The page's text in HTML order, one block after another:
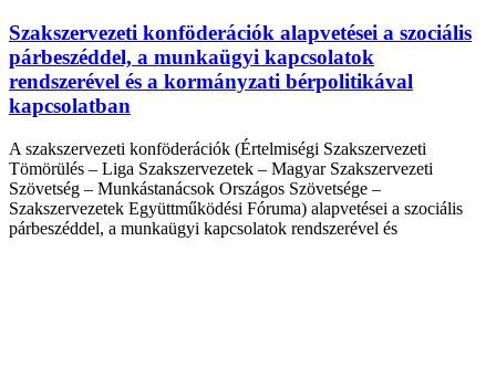
Szakszervezeti konföderációk alapvetései a szociális
párbeszéddel, a munkaügyi kapcsolatok
rendszerével és a kormányzati bérpolitikával
kapcsolatban
A szakszervezeti konföderációk (Értelmiségi Szakszervezeti
Tömörülés – Liga Szakszervezetek – Magyar Szakszervezeti
Szövetség – Munkástanácsok Országos Szövetsége –
Szakszervezetek Együttműködési Fóruma) alapvetései a szociális
párbeszéddel, a munkaügyi kapcsolatok rendszerével és